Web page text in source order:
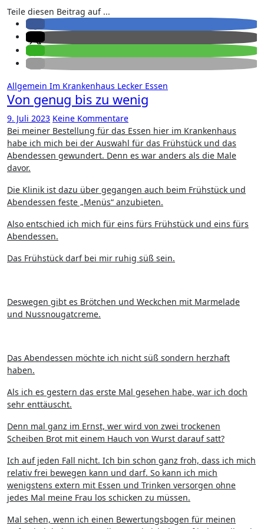
Teile diesen Beitrag auf ...
Allgemein Im Krankenhaus Lecker Essen
Von genug bis zu wenig
9. Juli 2023 Keine Kommentare
Bei meiner Bestellung für das Essen hier im Krankenhaus
habe ich mich bei der Auswahl für das Frühstück und das
Abendessen gewundert. Denn es war anders als die Male
davor.
Die Klinik ist dazu über gegangen auch beim Frühstück und
Abendessen feste „Menüs“ anzubieten.
Also entschied ich mich für eins fürs Frühstück und eins fürs
Abendessen.
Das Frühstück darf bei mir ruhig süß sein.
Deswegen gibt es Brötchen und Weckchen mit Marmelade
und Nussnougatcreme.
Das Abendessen möchte ich nicht süß sondern herzhaft
haben.
Als ich es gestern das erste Mal gesehen habe, war ich doch
sehr enttäuscht.
Denn mal ganz im Ernst, wer wird von zwei trockenen
Scheiben Brot mit einem Hauch von Wurst darauf satt?
Ich auf jeden Fall nicht. Ich bin schon ganz froh, dass ich mich
relativ frei bewegen kann und darf. So kann ich mich
wenigstens extern mit Essen und Trinken versorgen ohne
jedes Mal meine Frau los schicken zu müssen.
Mal sehen, wenn ich einen Bewertungsbogen für meinen